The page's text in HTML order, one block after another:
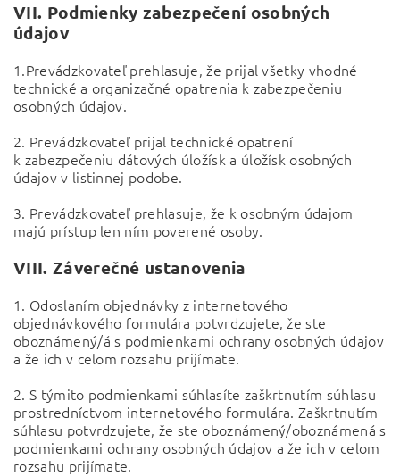
VII. Podmienky zabezpečení osobných
údajov
1.Prevádzkovateľ prehlasuje, že prijal všetky vhodné
technické a organizačné opatrenia k zabezpečeniu
osobných údajov.
2. Prevádzkovateľ prijal technické opatrení
k zabezpečeniu dátových úložísk a úložísk osobných
údajov v listinnej podobe.
3. Prevádzkovateľ prehlasuje, že k osobným údajom
majú prístup len ním poverené osoby.
VIII. Záverečné ustanovenia
1. Odoslaním objednávky z internetového
objednávkového formulára potvrdzujete, že ste
oboznámený/á s podmienkami ochrany osobných údajov
a že ich v celom rozsahu prijímate.
2. S týmito podmienkami súhlasíte zaškrtnutím súhlasu
prostredníctvom internetového formulára. Zaškrtnutím
súhlasu potvrdzujete, že ste oboznámený/oboznámená s
podmienkami ochrany osobných údajov a že ich v celom
rozsahu prijímate.